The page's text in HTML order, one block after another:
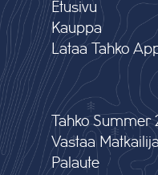
Etusivu
Kauppa
Lataa Tahko
Tahko Summer
Vastaa
Palaute